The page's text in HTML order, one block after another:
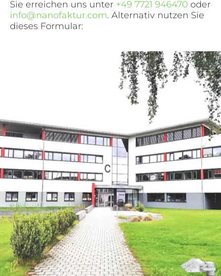
Sie erreichen uns unter +49 7721 946470 oder
info@nanofaktur.com. Alternativ nutzen Sie
dieses Formular: